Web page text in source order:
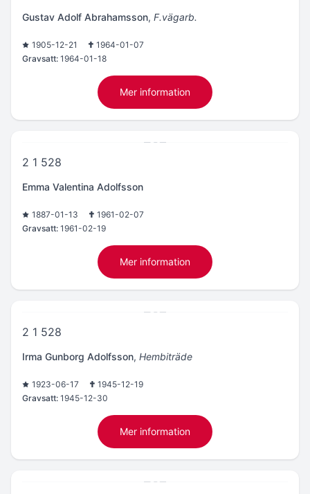
Gustav Adolf Abrahamsson, F.vägarb.
1905-12-21
1964-01-07
Gravsatt: 1964-01-18
Mer information
2 1 528
Emma Valentina Adolfsson
1887-01-13
1961-02-07
Gravsatt: 1961-02-19
Mer information
2 1 528
Irma Gunborg Adolfsson, Hembiträde
1923-06-17
1945-12-19
Gravsatt: 1945-12-30
Mer information